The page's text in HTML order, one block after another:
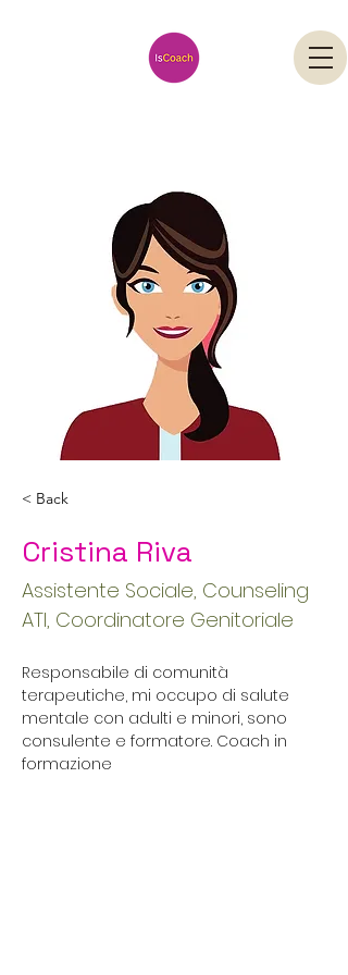
< Back
Cristina Riva
Assistente Sociale, Counseling
ATI, Coordinatore Genitoriale
Responsabile di comunità
terapeutiche, mi occupo di salute
mentale con adulti e minori, sono
consulente e formatore. Coach in
formazione